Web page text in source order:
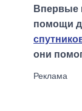
Впервые
помощи
они